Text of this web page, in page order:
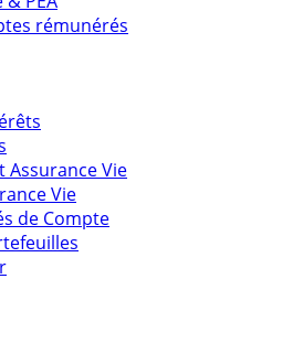
PEA
Vie
Vie
de Compte